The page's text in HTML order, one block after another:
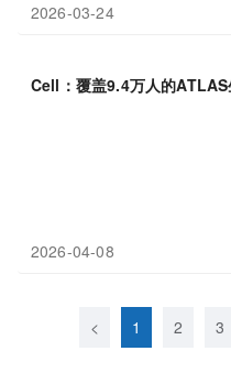
2026-03-24
Cell：覆盖9.4万人的
2026-04-08
< 1 2 3